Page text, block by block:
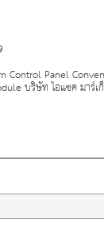
Panel
บริษัท ไอแซค มาร์เ